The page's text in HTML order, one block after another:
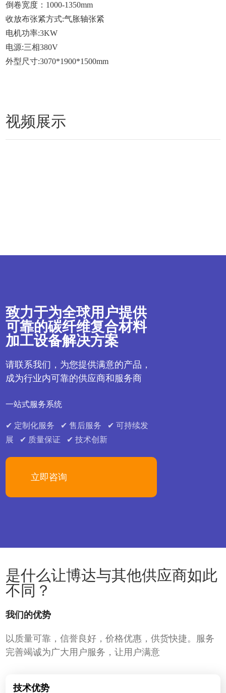
倒卷宽度：1000-1350mm
收放布张紧方式:气胀轴张紧
电机功率:3KW
电源:三相380V
外型尺寸:3070*1900*1500mm
视频展示
致力于为全球用户提供
可靠的碳纤维复合材料
加工设备解决方案
请联系我们，为您提供满意的产品，
成为行业内可靠的供应商和服务商
一站式服务系统
✔ 定制化服务 ✔ 售后服务 ✔ 可持续发
展 ✔ 质量保证 ✔ 技术创新
立即咨询
是什么让博达与其他供应商如此
不同？
我们的优势
以质量可靠，信誉良好，价格优惠，供货快捷。服务
完善竭诚为广大用户服务，让用户满意
技术优势